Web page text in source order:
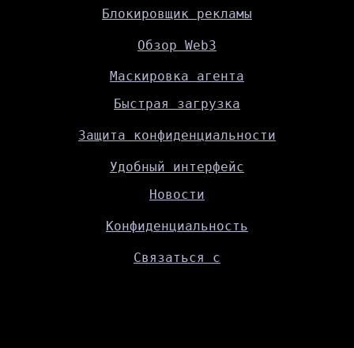
Блокировщик рекламы
Обзор Web3
Маскировка агента
Быстрая загрузка
Защита конфиденциальности
Удобный интерфейс
Новости
Конфиденциальность
Связаться с